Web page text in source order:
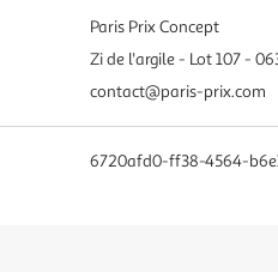
Paris Prix Concept
Zi de l'argile - Lot 107 -
contact@paris-prix.com
6720afd0-ff38-4564-